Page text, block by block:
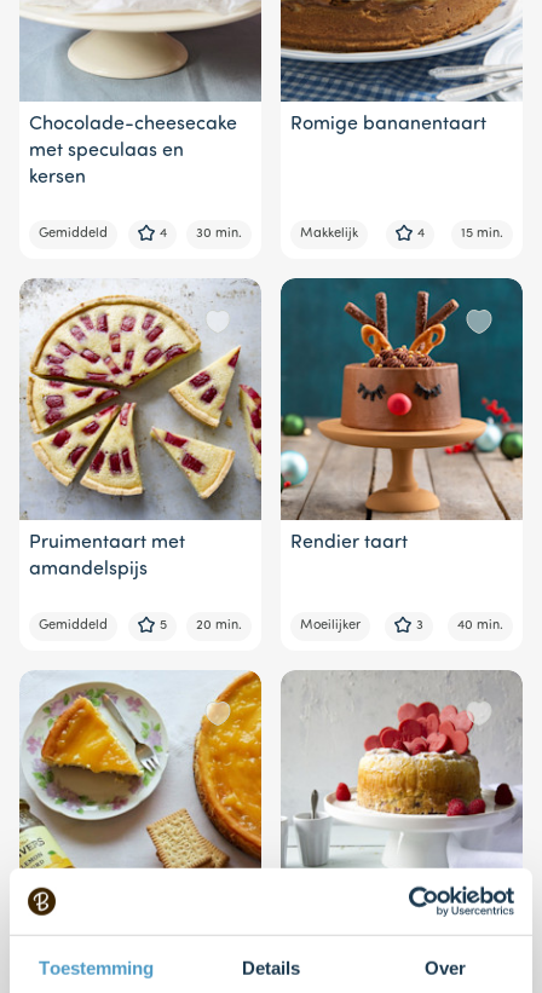
Toestemming Details Over
Chocolade-cheesecake
met speculaas en
kersen
Gemiddeld 4 30 min.
Romige bananentaart
Makkelijk 4 15 min.
Pruimentaart met
amandelspijs
Gemiddeld 5 20 min.
Rendier taart
Moeilijker 3 40 min.
Glutenvrije cheesecake
met lemoncurd
In-de-wolken-taart